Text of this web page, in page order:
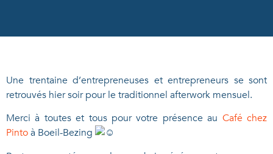
Une trentaine d’entrepreneuses et entrepreneurs se sont
retrouvés hier soir pour le traditionnel afterwork mensuel.
Merci à toutes et tous pour votre présence au Café chez
Pintoà Boeil-Bezing